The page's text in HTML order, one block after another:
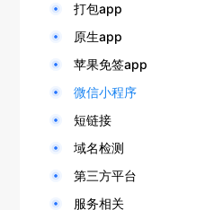
打包app
原生app
苹果免签app
微信小程序
短链接
域名检测
第三方平台
服务相关